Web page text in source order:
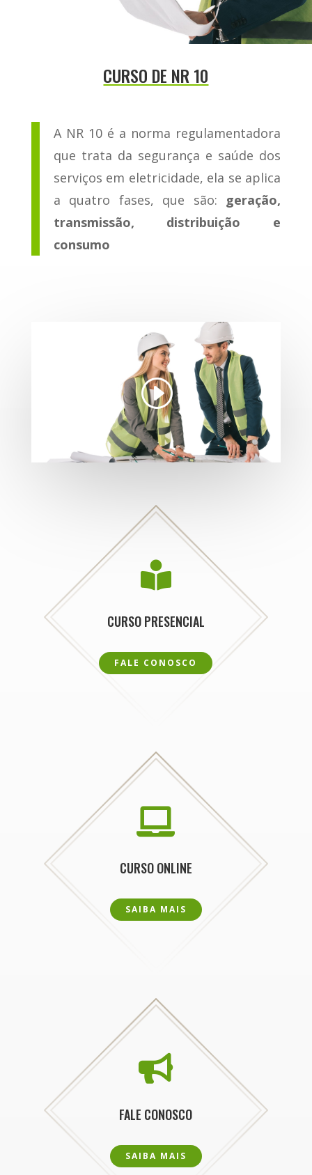
CURSO DE NR 10
A NR 10 é a norma regulamentadora
que trata da segurança e saúde dos
serviços em eletricidade, ela se aplica
a quatro fases, que são: geração,
transmissão, distribuição e
consumo

CURSO PRESENCIAL
FALE CONOSCO

CURSO ONLINE
SAIBA MAIS

FALE CONOSCO
SAIBA MAIS